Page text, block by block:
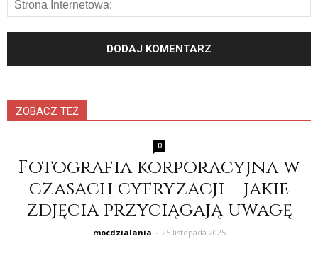
ZOBACZ TEŻ
0
Fotografia korporacyjna w
czasach cyfryzacji – jakie
zdjęcia przyciągają uwagę
mocdzialania - 25 listopada 2025